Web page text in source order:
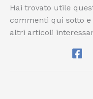
Hai trovato utile
commenti qui sotto
altri articoli